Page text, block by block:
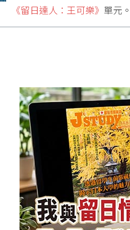
《留日達人：王可樂》 單元